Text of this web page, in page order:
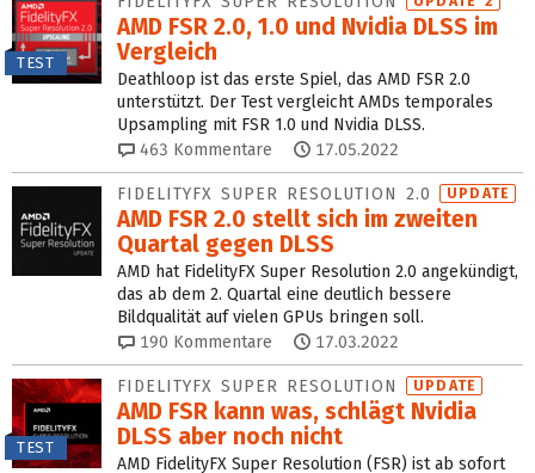
TEST
AMD FSR 2.0, 1.0 und Nvidia DLSS im
Vergleich
Deathloop ist das erste Spiel, das AMD FSR 2.0
unterstützt. Der Test vergleicht AMDs temporales
Upsampling mit FSR 1.0 und Nvidia DLSS.
463 Kommentare 17.05.2022
FIDELITYFX SUPER RESOLUTION 2.0 UPDATE
AMD FSR 2.0 stellt sich im zweiten
Quartal gegen DLSS
AMD hat FidelityFX Super Resolution 2.0 angekündigt,
das ab dem 2. Quartal eine deutlich bessere
Bildqualität auf vielen GPUs bringen soll.
190 Kommentare 17.03.2022
TEST
FIDELITYFX SUPER RESOLUTION UPDATE
AMD FSR kann was, schlägt Nvidia
DLSS aber noch nicht
AMD FidelityFX Super Resolution (FSR) ist ab sofort